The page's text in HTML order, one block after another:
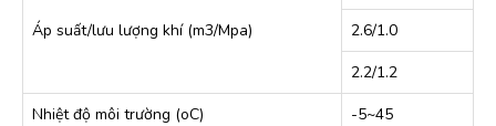
Áp suất/lưu lượng khí (m3/Mpa)
2.6/1.0
2.2/1.2
Nhiệt độ môi trường (oC)
-5~45